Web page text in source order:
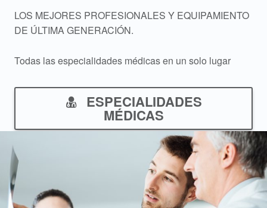
LOS MEJORES PROFESIONALES Y EQUIPAMIENTO
DE ÚLTIMA GENERACIÓN.
Todas las especialidades médicas en un solo lugar
ESPECIALIDADES
MÉDICAS